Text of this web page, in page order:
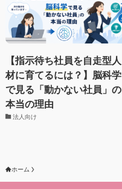
【指示待ち社員を自走型人
材に育てるには？】脳科学
で見る「動かない社員」の
本当の理由
法人向け
ホーム